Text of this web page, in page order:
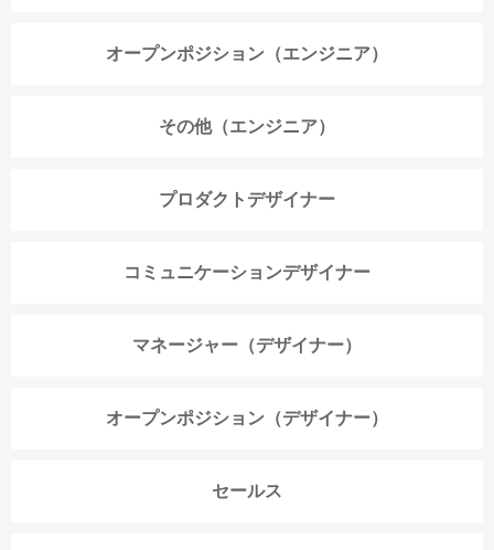
オープンポジション（エンジニア）
その他（エンジニア）
プロダクトデザイナー
コミュニケーションデザイナー
マネージャー（デザイナー）
オープンポジション（デザイナー）
セールス